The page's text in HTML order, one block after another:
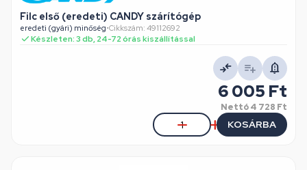
Filc első (eredeti) CANDY szárítógép
eredeti (gyári) minőség•Cikkszám: 49112692
Készleten: 3 db, 24-72 órás kiszállítással
6 005 Ft
Nettó4 728 Ft
KOSÁRBA